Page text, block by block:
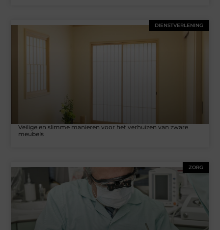
DIENSTVERLENING
Veilige en slimme manieren voor het verhuizen van zware
meubels
ZORG